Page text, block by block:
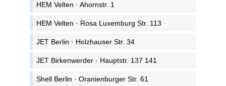
HEM Velten · Ahornstr. 1
HEM Velten · Rosa Luxemburg Str. 113
JET Berlin · Holzhauser Str. 34
JET Birkenwerder · Hauptstr. 137 141
Shell Berlin · Oranienburger Str. 61